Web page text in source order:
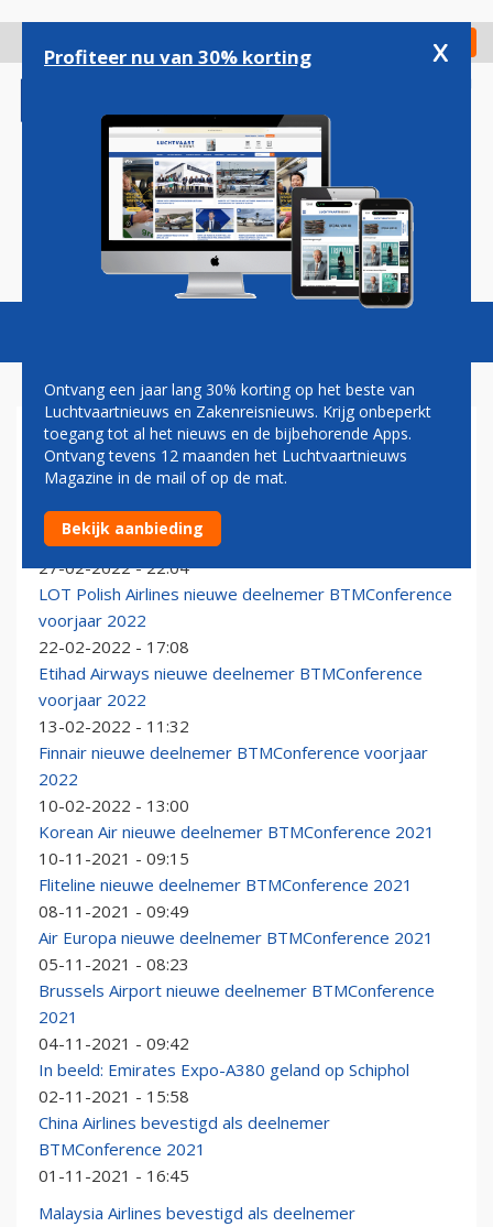
gaan
Check in
Magazine Podcasts Vacatures
EXPO
BA, IB en AA bevestigd als deelnemers
BTMConference
27-02-2022 - 22:04
LOT Polish Airlines nieuwe deelnemer BTMConference
voorjaar 2022
22-02-2022 - 17:08
Etihad Airways nieuwe deelnemer BTMConference
voorjaar 2022
13-02-2022 - 11:32
Finnair nieuwe deelnemer BTMConference voorjaar
2022
10-02-2022 - 13:00
Korean Air nieuwe deelnemer BTMConference 2021
10-11-2021 - 09:15
Fliteline nieuwe deelnemer BTMConference 2021
08-11-2021 - 09:49
Air Europa nieuwe deelnemer BTMConference 2021
05-11-2021 - 08:23
Brussels Airport nieuwe deelnemer BTMConference
2021
04-11-2021 - 09:42
In beeld: Emirates Expo-A380 geland op Schiphol
02-11-2021 - 15:58
China Airlines bevestigd als deelnemer
BTMConference 2021
01-11-2021 - 16:45
Malaysia Airlines bevestigd als deelnemer
Profiteer nu van 30% korting x
Ontvang een jaar lang 30% korting op het beste van
Luchtvaartnieuws en Zakenreisnieuws. Krijg onbeperkt
toegang tot al het nieuws en de bijbehorende Apps.
Ontvang tevens 12 maanden het Luchtvaartnieuws
Magazine in de mail of op de mat.
Bekijk aanbieding